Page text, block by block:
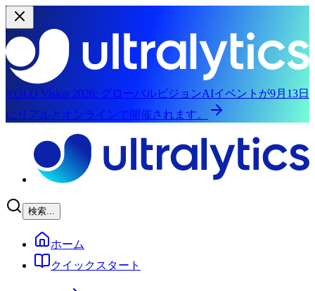
YOLO Vision 2026: グローバルビジョンAIイベントが9月13日
にリアルとオンラインで開催されます。
検索...
ホーム
クイックスタート